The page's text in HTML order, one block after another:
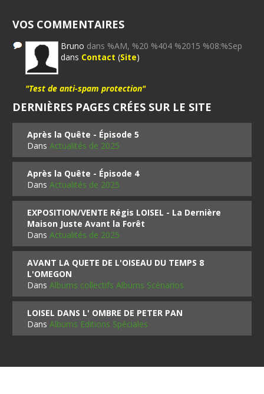
VOS COMMENTAIRES
Bruno dans %AM, %20 %404 %2015 %08:%Sep
dans Contact (Site)
"Test de anti-spam protection"
DERNIÈRES PAGES CRÉES SUR LE SITE
Après la Quête - Épisode 5
DansActualités de 2025
Après la Quête - Épisode 4
DansActualités de 2025
EXPOSITION/VENTE Régis LOISEL - La Dernière
Maison Juste Avant la Forêt
DansActualités de 2025
AVANT LA QUETE DE L'OISEAU DU TEMPS 8
L'OMEGON
DansAlbums collectifs Albums Scénarios
LOISEL DANS L' OMBRE DE PETER PAN
DansAlbums Editions Spéciales